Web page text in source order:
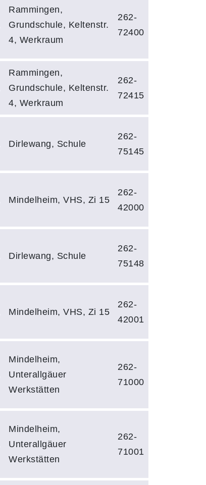
Rammingen,
Grundschule, Keltenstr.
4, Werkraum
262-
72400
Rammingen,
Grundschule, Keltenstr.
4, Werkraum
262-
72415
Dirlewang, Schule
262-
75145
Mindelheim, VHS, Zi 15
262-
42000
Dirlewang, Schule
262-
75148
Mindelheim, VHS, Zi 15
262-
42001
Mindelheim,
Unterallgäuer
Werkstätten
262-
71000
Mindelheim,
Unterallgäuer
Werkstätten
262-
71001